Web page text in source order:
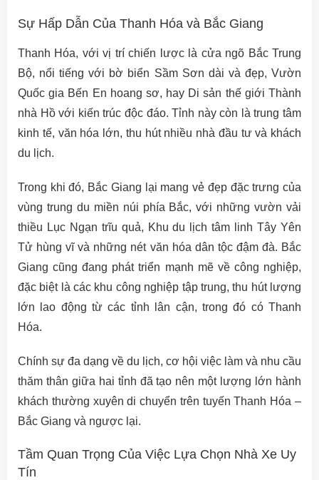
Sự Hấp Dẫn Của Thanh Hóa và Bắc Giang
Thanh Hóa, với vị trí chiến lược là cửa ngõ Bắc Trung
Bộ, nổi tiếng với bờ biển Sầm Sơn dài và đẹp, Vườn
Quốc gia Bến En hoang sơ, hay Di sản thế giới Thành
nhà Hồ với kiến trúc độc đáo. Tỉnh này còn là trung tâm
kinh tế, văn hóa lớn, thu hút nhiều nhà đầu tư và khách
du lịch.
Trong khi đó, Bắc Giang lại mang vẻ đẹp đặc trưng của
vùng trung du miền núi phía Bắc, với những vườn vải
thiều Lục Ngạn trĩu quả, Khu du lịch tâm linh Tây Yên
Tử hùng vĩ và những nét văn hóa dân tộc đậm đà. Bắc
Giang cũng đang phát triển mạnh mẽ về công nghiệp,
đặc biệt là các khu công nghiệp tập trung, thu hút lượng
lớn lao động từ các tỉnh lân cận, trong đó có Thanh
Hóa.
Chính sự đa dạng về du lịch, cơ hội việc làm và nhu cầu
thăm thân giữa hai tỉnh đã tạo nên một lượng lớn hành
khách thường xuyên di chuyển trên tuyến Thanh Hóa –
Bắc Giang và ngược lại.
Tầm Quan Trọng Của Việc Lựa Chọn Nhà Xe Uy
Tín